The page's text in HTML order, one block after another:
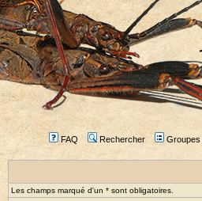
FAQ Rechercher Groupes
Les champs marqué d'un * sont obligatoires.